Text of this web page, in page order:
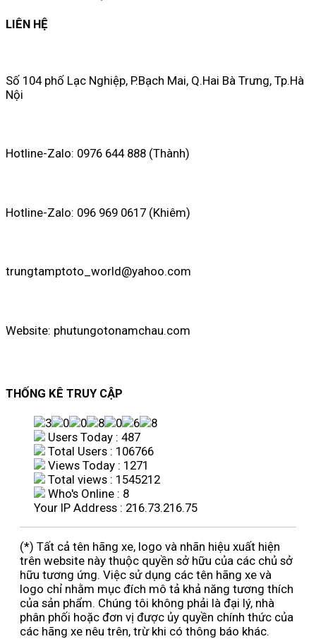
LIÊN HỆ
Số 104 phố Lạc Nghiệp, P.Bạch Mai, Q.Hai Bà Trưng, Tp.Hà
Nội
Hotline-Zalo: 0976 644 888 (Thành)
Hotline-Zalo: 096 969 0617 (Khiêm)
trungtamptoto_world@yahoo.com
Website: phutungotonamchau.com
THỐNG KÊ TRUY CẬP
Users Today : 487
Total Users : 106766
Views Today : 1271
Total views : 1545212
Who's Online : 8
Your IP Address : 216.73.216.75
(*) Tất cả tên hãng xe, logo và nhãn hiệu xuất hiện
trên website này thuộc quyền sở hữu của các chủ sở
hữu tương ứng. Việc sử dụng các tên hãng xe và
logo chỉ nhằm mục đích mô tả khả năng tương thích
của sản phẩm. Chúng tôi không phải là đại lý, nhà
phân phối hoặc đơn vị được ủy quyền chính thức của
các hãng xe nêu trên, trừ khi có thông báo khác.